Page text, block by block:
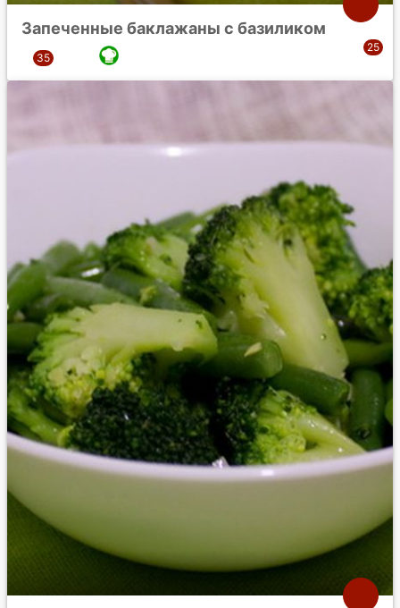
Запеченные баклажаны с базиликом